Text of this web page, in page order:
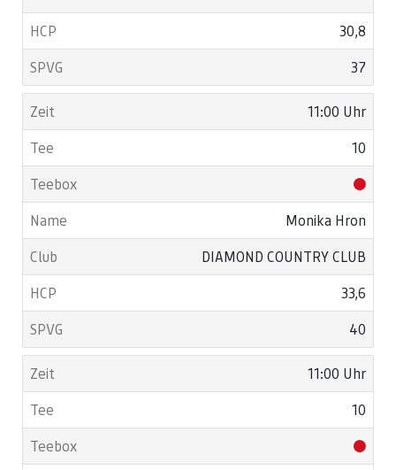
30,8
37
11:00 Uhr
10
Monika Hron
DIAMOND COUNTRY CLUB
33,6
40
11:00 Uhr
10